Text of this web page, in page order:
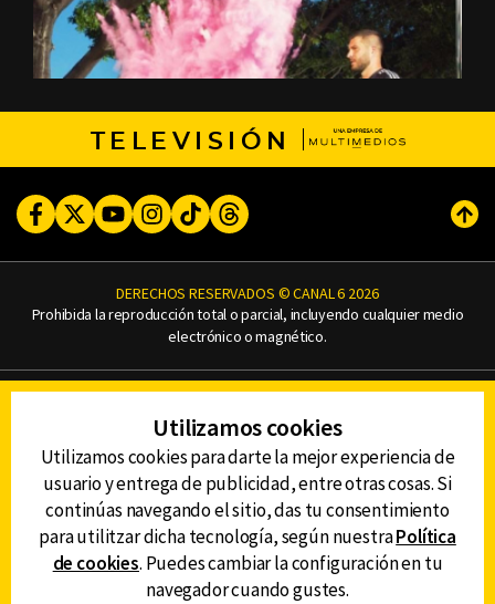
TELEVISIÓN
FacebookTwitterYoutubeInstagram
TikTokThreads
DERECHOS RESERVADOS © CANAL 6 2026
Prohibida la reproducción total o parcial, incluyendo cualquier medio
electrónico o magnético.
AVISO DE PRIVACIDAD
DEFENSORÍA DE LAS AUDIENCIAS
DESCARGA LA APP DE CANAL 6
Utilizamos cookies
Utilizamos cookies para darte la mejor experiencia de
usuario y entrega de publicidad, entre otras cosas. Si
continúas navegando el sitio, das tu consentimiento
para utilitzar dicha tecnología, según nuestraPolítica
de cookies. Puedes cambiar la configuración en tu
navegador cuando gustes.